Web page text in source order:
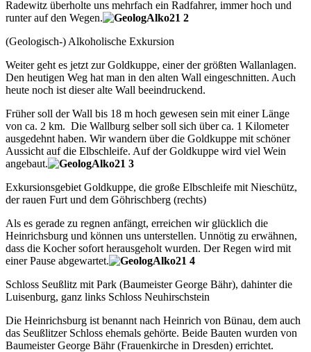
100.Stiftungsfest
Bericht lesen
Unser Gästebuch
Wir würden uns über einen
Eintrag in unser Gästebuch
freuen.
unseren Aktivitäten
Viel Spaß beim schauen...
Link zur Fotoshow
Aktivitäten
100.Stiftungsfest
Bericht lesen
Radewitz überholte uns mehrfach ein Radfahrer, immer hoch und
runter auf den Wegen.
(Geologisch-) Alkoholische Exkursion
Weiter geht es jetzt zur Goldkuppe, einer der größten Wallanlagen.
Den heutigen Weg hat man in den alten Wall eingeschnitten. Auch
heute noch ist dieser alte Wall beeindruckend.
Früher soll der Wall bis 18 m hoch gewesen sein mit einer Länge
von ca. 2 km. Die Wallburg selber soll sich über ca. 1 Kilometer
ausgedehnt haben. Wir wandern über die Goldkuppe mit schöner
Aussicht auf die Elbschleife. Auf der Goldkuppe wird viel Wein
angebaut.
Exkursionsgebiet Goldkuppe, die große Elbschleife mit Nieschütz,
der rauen Furt und dem Göhrischberg (rechts)
Als es gerade zu regnen anfängt, erreichen wir glücklich die
Heinrichsburg und können uns unterstellen. Unnötig zu erwähnen,
dass die Kocher sofort herausgeholt wurden. Der Regen wird mit
einer Pause abgewartet.
Schloss Seußlitz mit Park (Baumeister George Bähr), dahinter die
Luisenburg, ganz links Schloss Neuhirschstein
Die Heinrichsburg ist benannt nach Heinrich von Bünau, dem auch
das Seußlitzer Schloss ehemals gehörte. Beide Bauten wurden von
Baumeister George Bähr (Frauenkirche in Dresden) errichtet.